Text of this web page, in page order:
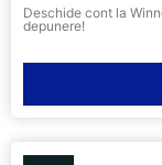
Deschide cont la
depunere!